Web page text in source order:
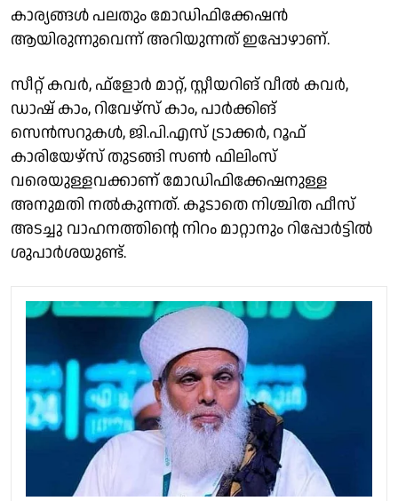
കാര്യങ്ങള്‍ പലതും മോഡിഫിക്കേഷന്‍
ആയിരുന്നുവെന്ന് അറിയുന്നത് ഇപ്പോഴാണ്.
സീറ്റ് കവര്‍, ഫ്‌ളോര്‍ മാറ്റ്, സ്റ്റീയറിങ് വീല്‍ കവര്‍,
ഡാഷ് കാം, റിവേഴ്‌സ് കാം, പാര്‍ക്കിങ്
സെന്‍സറുകള്‍, ജി.പി.എസ് ട്രാക്കര്‍, റൂഫ്
കാരിയേഴ്‌സ് തുടങ്ങി സണ്‍ ഫിലിംസ്
വരെയുള്ളവക്കാണ് മോഡിഫിക്കേഷനുള്ള
അനുമതി നല്‍കുന്നത്. കൂടാതെ നിശ്ചിത ഫീസ്
അടച്ചു വാഹനത്തിന്റെ നിറം മാറ്റാനും റിപ്പോര്‍ട്ടില്‍
ശുപാര്‍ശയുണ്ട്.